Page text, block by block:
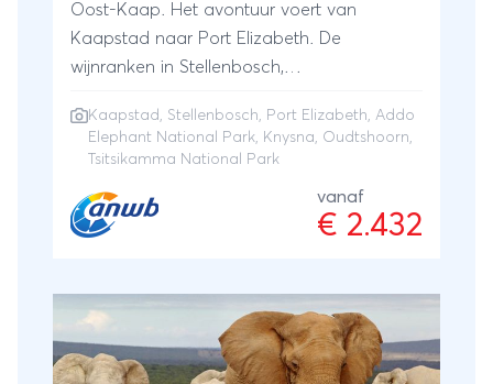
Oost-Kaap. Het avontuur voert van
Kaapstad naar Port Elizabeth. De
wijnranken in Stellenbosch,
strandstadje Knysna, Tsisikamma NP en
Addo Elephant NP; je gaat het allemaal in
Kaapstad , Stellenbosch, Port Elizabeth, Addo
Elephant National Park, Knysna, Oudtshoorn,
Tsitsikamma National Park
vanaf
€ 2.432